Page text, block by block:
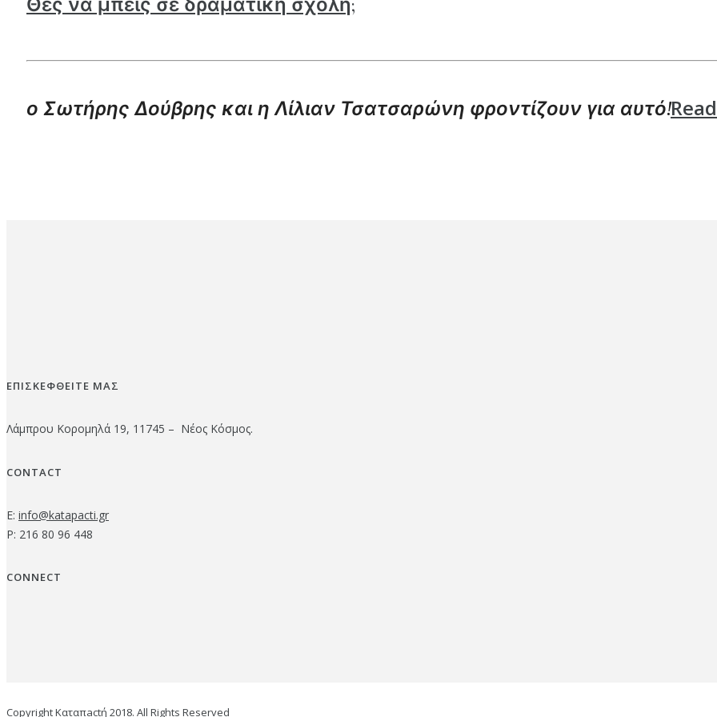
Θες να μπεις σε δραματική σχολή;
ο Σωτήρης Δούβρης και η Λίλιαν Τσατσαρώνη φροντίζουν για αυτό!
ΕΠΙΣΚΕΦΘΕΙΤΕ ΜΑΣ
Λάμπρου Κορομηλά 19, 11745 – Νέος Κόσμος.
CONTACT
E: info@katapacti.gr
P: 216 80 96 448
CONNECT
Copyright Καταπactή 2018. All Rights Reserved